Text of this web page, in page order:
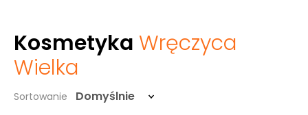
Kosmetyka Wręczyca
Wielka
Sortowanie Domyślnie